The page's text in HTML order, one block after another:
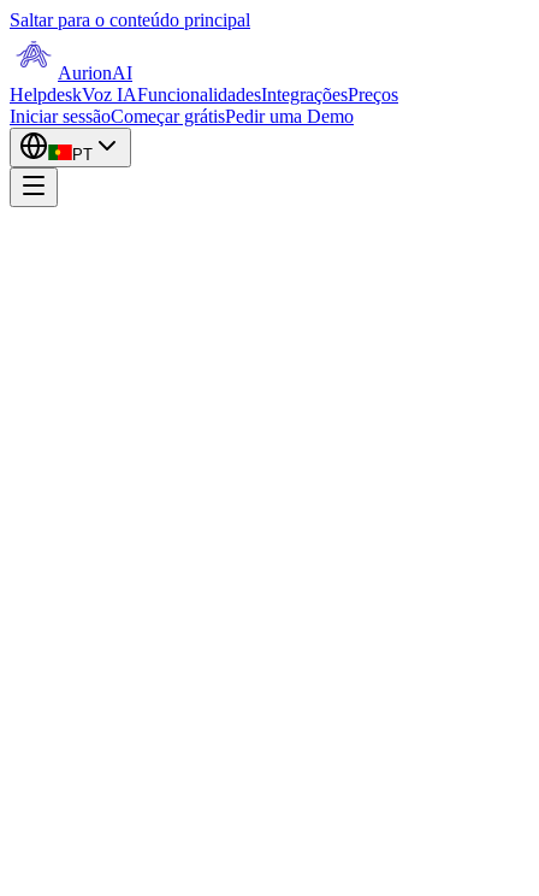
Saltar para o conteúdo principal
AurionAI
HelpdeskVoz IAFuncionalidadesIntegraçõesPreços
Iniciar sessãoComeçar grátisPedir uma Demo
PT